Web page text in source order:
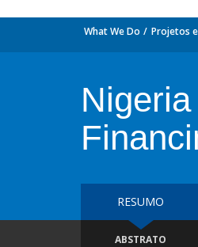
What We Do Projetos
RESUMO
ABSTRATO